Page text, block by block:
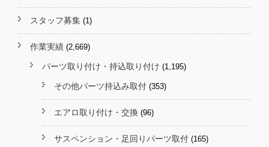
スタッフ募集 (1)
作業実績 (2,669)
パーツ取り付け・持込取り付け (1,195)
その他パーツ持込み取付 (353)
エアロ取り付け・交換 (96)
サスペンション・足回りパーツ取付 (165)